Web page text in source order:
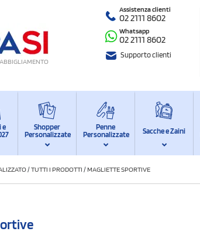
Assistenza clienti
02 2111 8602
Whatsapp
02 2111 8602
Supporto clienti
e
Shopper
Personalizzate
Penne
Personalizzate
Sacche e Zaini
/TUTTI I PRODOTTI /MAGLIETTE SPORTIVE